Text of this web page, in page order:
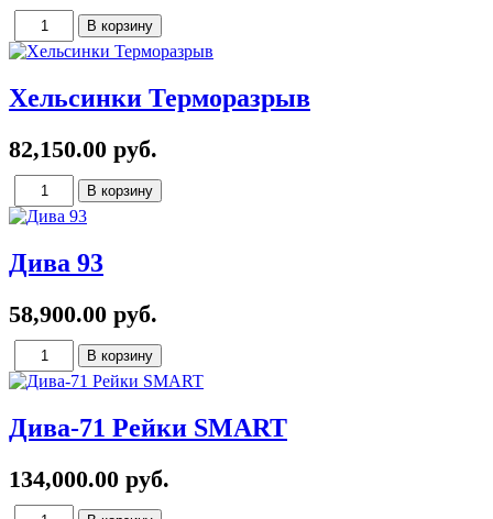
Хельсинки Терморазрыв
82,150.00 руб.
Дива 93
58,900.00 руб.
Дива-71 Рейки SMART
134,000.00 руб.